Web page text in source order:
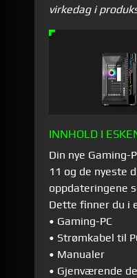
virkedag i
INNHOLD I
Din nye Gaming-
11 og de nyeste
oppdateringene
Dette finner du i
• Gaming-PC
• Strømkabel til
• Manualer
• Gjenværende